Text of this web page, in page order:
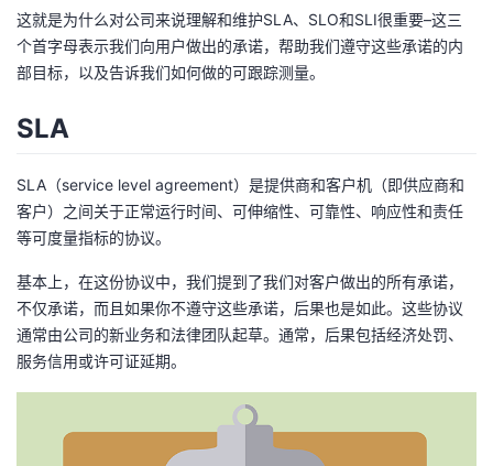
我
的
课
我
的
证
我
实
验
的
收
藏
技
持
的
建
议
这就是为什么对公司来说理解和维护SLA、SLO和SLI很重要–这三
个首字母表示我们向用户做出的承诺，帮助我们遵守这些承诺的内
部目标，以及告诉我们如何做的可跟踪测量。
SLA
SLA（service level agreement）是提供商和客户机（即供应商和
客户）之间关于正常运行时间、可伸缩性、可靠性、响应性和责任
等可度量指标的协议。
基本上，在这份协议中，我们提到了我们对客户做出的所有承诺，
不仅承诺，而且如果你不遵守这些承诺，后果也是如此。这些协议
通常由公司的新业务和法律团队起草。通常，后果包括经济处罚、
服务信用或许可证延期。